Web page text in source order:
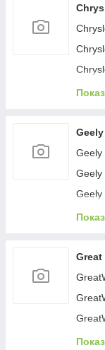
Buick
Buick
Geely
Geely
Geely
Geely
Geely
Geely
Geely
Geely
Geely
Geely
Great